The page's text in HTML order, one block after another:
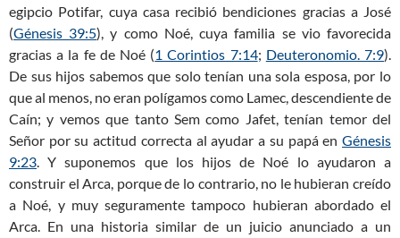
egipcio Potifar, cuya casa recibió bendiciones gracias a José
(Génesis 39:5), y como Noé, cuya familia se vio favorecida
gracias a la fe de Noé (1 Corintios 7:14; Deuteronomio. 7:9).
De sus hijos sabemos que solo tenían una sola esposa, por lo
que al menos, no eran polígamos como Lamec, descendiente de
Caín; y vemos que tanto Sem como Jafet, tenían temor del
Señor por su actitud correcta al ayudar a su papá en Génesis
9:23. Y suponemos que los hijos de Noé lo ayudaron a
construir el Arca, porque de lo contrario, no le hubieran creído
a Noé, y muy seguramente tampoco hubieran abordado el
Arca. En una historia similar de un juicio anunciado a un